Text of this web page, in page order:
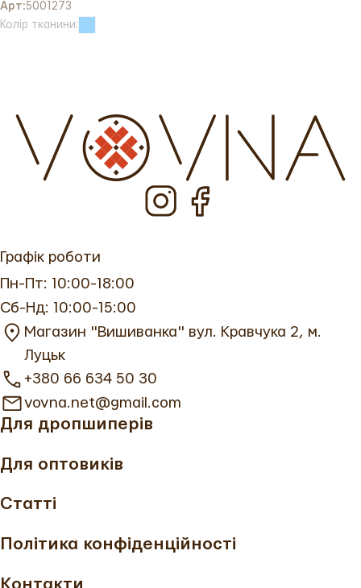
Арт:5001273
Колір тканини:
Для дропшиперів
Для оптовиків
Статті
Політика конфіденційності
Контакти
Графік роботи
Пн-Пт: 10:00-18:00
Сб-Нд: 10:00-15:00
Магазин "Вишиванка" вул. Кравчука 2, м.
Луцьк
+380 66 634 50 30
vovna.net@gmail.com